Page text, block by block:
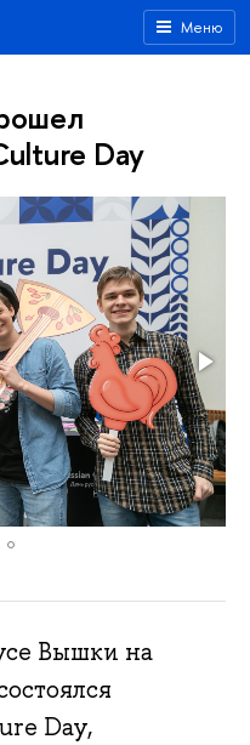
Меню
Day
Вышки на
Day,